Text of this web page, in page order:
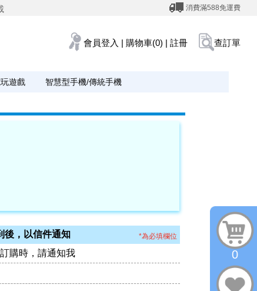
消費滿588免運費
會員登入 | 購物車(0) | 註冊 查訂單
遊戲 智慧型手機/傳統手機
後，以信件通知 *為必填欄位
購時，請通知我
0